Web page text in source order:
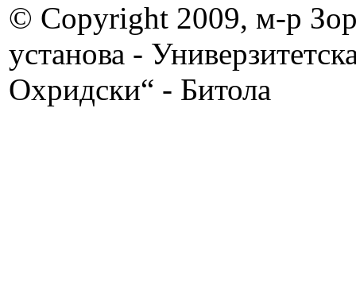
© Copyright 2009, м-р
установа -
Охридски“ - Битола